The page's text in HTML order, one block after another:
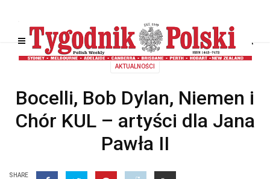
AKTUALNOŚCI
Bocelli, Bob Dylan, Niemen i
Chór KUL – artyści dla Jana
Pawła II
SHARE